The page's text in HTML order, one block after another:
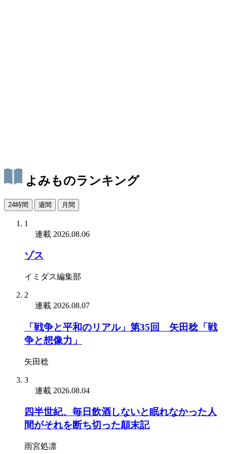
よみものランキング
24時間 週間 月間
1
連載 2026.08.06
ゾス
イミダス編集部
2
連載 2026.08.07
「戦争と平和のリアル」第35回 矢田稔「戦
争と想像力」
矢田稔
3
連載 2026.08.04
四半世紀、毎日飲酒しないと眠れなかった人
間がそれを断ち切った顛末記
雨宮処凛